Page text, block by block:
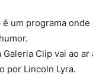
é um programa
Galeria Clip vai ao
por Lincoln Lyra.